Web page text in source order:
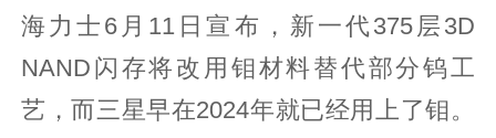
海力士6月11日宣布，新一代375层3D
NAND闪存将改用钼材料替代部分钨工
艺，而三星早在2024年就已经用上了钼。